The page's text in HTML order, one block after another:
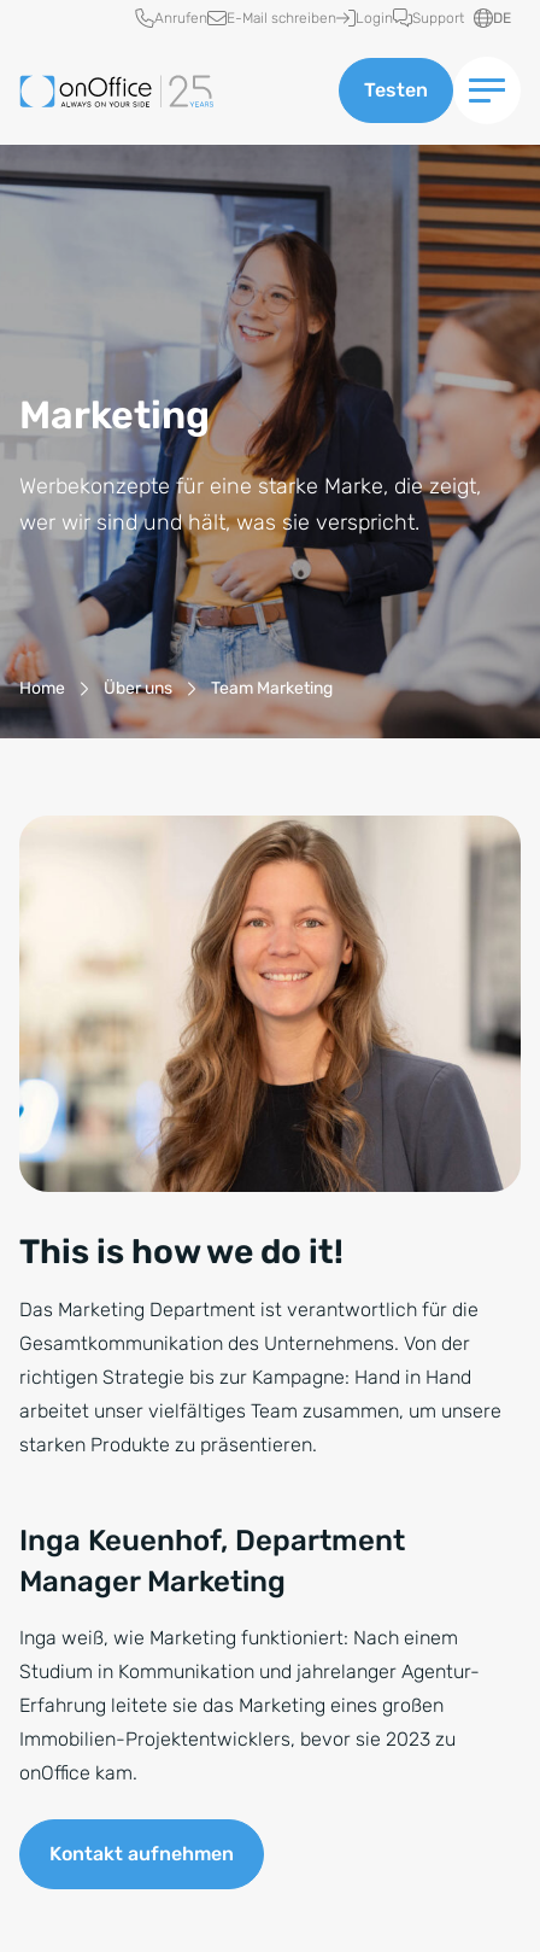
Schnellzugriff
Anrufen E-Mail schreiben Login Support DE
Testen
Marketing
Werbekonzepte für eine starke Marke, die zeigt,
wer wir sind und hält, was sie verspricht.
Breadcrumb-Navigation
Home Über uns Team Marketing
This is how we do it!
Das Marketing Department ist verantwortlich für die
Gesamtkommunikation des Unternehmens. Von der
richtigen Strategie bis zur Kampagne: Hand in Hand
arbeitet unser vielfältiges Team zusammen, um unsere
starken Produkte zu präsentieren.
Inga Keuenhof, Department
Manager Marketing
Inga weiß, wie Marketing funktioniert: Nach einem
Studium in Kommunikation und jahrelanger Agentur-
Erfahrung leitete sie das Marketing eines großen
Immobilien-Projektentwicklers, bevor sie 2023 zu
onOffice kam.
Kontakt aufnehmen